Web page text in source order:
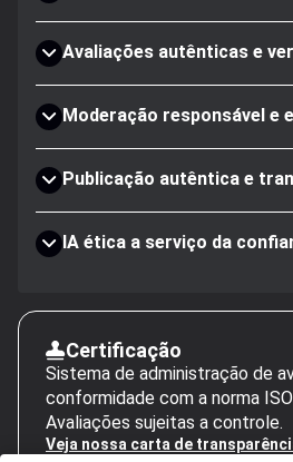
Avaliações autênticas e
Moderação responsável e
Publicação autêntica e
IA ética a serviço da
Certificação
Sistema de administração de
conformidade com a norma
Avaliações sujeitas a controle.
Veja nossa carta de